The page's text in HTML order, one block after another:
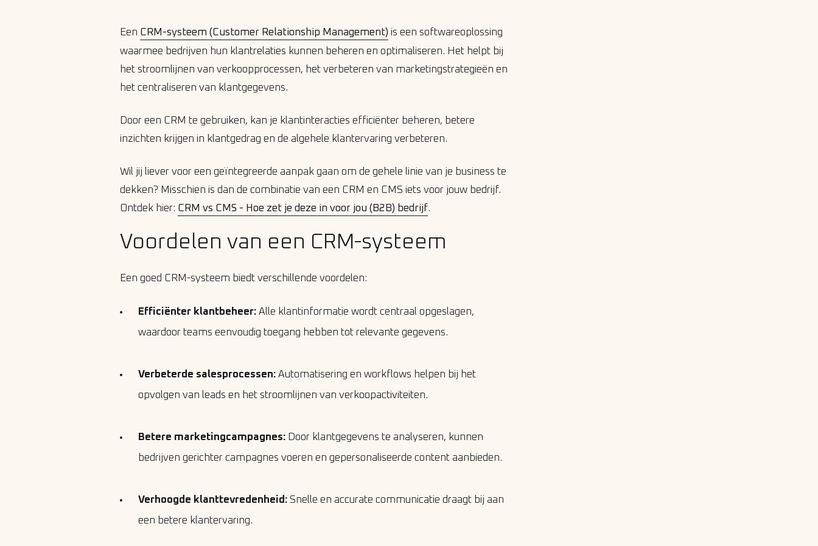
Een CRM-systeem (Customer Relationship Management) is een softwareoplossing
waarmee bedrijven hun klantrelaties kunnen beheren en optimaliseren. Het helpt bij
het stroomlijnen van verkoopprocessen, het verbeteren van marketingstrategieën en
het centraliseren van klantgegevens.
Door een CRM te gebruiken, kan je klantinteracties efficiënter beheren, betere
inzichten krijgen in klantgedrag en de algehele klantervaring verbeteren.
Wil jij liever voor een geïntegreerde aanpak gaan om de gehele linie van je business te
dekken? Misschien is dan de combinatie van een CRM en CMS iets voor jouw bedrijf.
Ontdek hier: CRM vs CMS - Hoe zet je deze in voor jou (B2B) bedrijf.
Voordelen van een CRM-systeem
Een goed CRM-systeem biedt verschillende voordelen:
Efficiënter klantbeheer: Alle klantinformatie wordt centraal opgeslagen,
waardoor teams eenvoudig toegang hebben tot relevante gegevens.
Verbeterde salesprocessen: Automatisering en workflows helpen bij het
opvolgen van leads en het stroomlijnen van verkoopactiviteiten.
Betere marketingcampagnes: Door klantgegevens te analyseren, kunnen
bedrijven gerichter campagnes voeren en gepersonaliseerde content aanbieden.
Verhoogde klanttevredenheid: Snelle en accurate communicatie draagt bij aan
een betere klantervaring.